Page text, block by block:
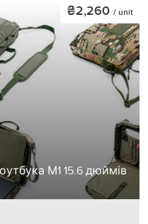
М1 15.6 дюймів
₴2,260 / unit